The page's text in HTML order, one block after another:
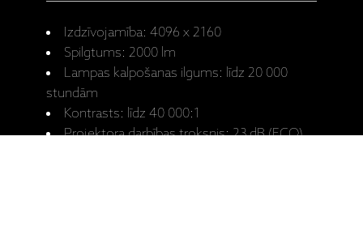
Izdzīvojamība: 4096 x 2160
Spilgtums: 2000 lm
Lampas kalpošanas ilgums: līdz 20 000
stundām
Kontrasts: līdz 40 000:1
Projektora darbības troksnis: 23 dB (ECO)